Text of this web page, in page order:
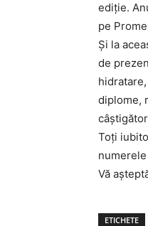
ediție.
pe
Și la
de
diplome,
Toți
Vă
ETICHETE